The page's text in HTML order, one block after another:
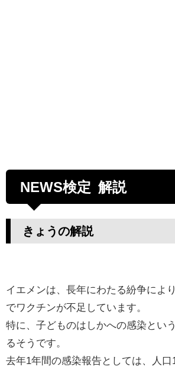
NEWS検定 解説
きょうの解説
イエメンは、長年にわたる紛争によ
でワクチンが不足しています。
特に、子どものはしかへの感染とい
るそうです。
去年1年間の感染報告としては、人口